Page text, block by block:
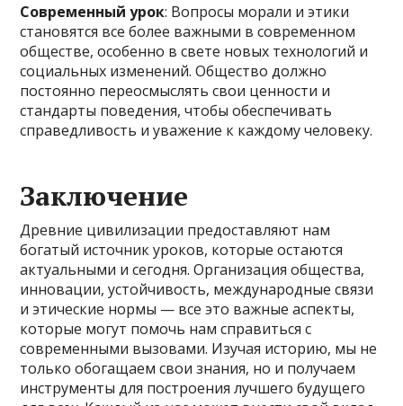
Современный урок: Вопросы морали и этики
становятся все более важными в современном
обществе, особенно в свете новых технологий и
социальных изменений. Общество должно
постоянно переосмыслять свои ценности и
стандарты поведения, чтобы обеспечивать
справедливость и уважение к каждому человеку.
Заключение
Древние цивилизации предоставляют нам
богатый источник уроков, которые остаются
актуальными и сегодня. Организация общества,
инновации, устойчивость, международные связи
и этические нормы — все это важные аспекты,
которые могут помочь нам справиться с
современными вызовами. Изучая историю, мы не
только обогащаем свои знания, но и получаем
инструменты для построения лучшего будущего